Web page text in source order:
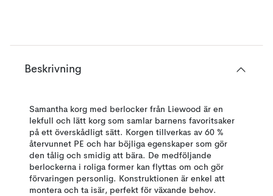
Beskrivning
Samantha korg med berlocker från Liewood är en
lekfull och lätt korg som samlar barnens favoritsaker
på ett överskådligt sätt. Korgen tillverkas av 60 %
återvunnet PE och har böjliga egenskaper som gör
den tålig och smidig att bära. De medföljande
berlockerna i roliga former kan flyttas om och gör
förvaringen personlig. Konstruktionen är enkel att
montera och ta isär, perfekt för växande behov.